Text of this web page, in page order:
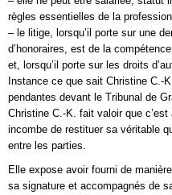
règles essentielles de la
– le litige, lorsqu’il porte sur une
d’honoraires, est de la
et, lorsqu’il porte sur les droits
Instance ce que sait Christine C.-
pendantes devant le Tribunal de
Christine C.-K. fait valoir que c’est
incombe de restituer sa véritable
entre les parties.
Elle expose avoir fourni de
sa signature et accompagnés de